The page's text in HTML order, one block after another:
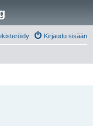
Kirjaudu sisään